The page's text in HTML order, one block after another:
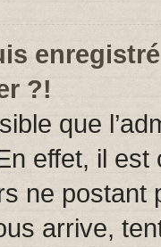
?!
que
effet, il
ne postant
arrive,